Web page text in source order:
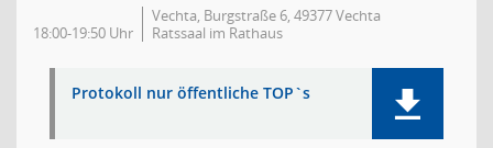
18:00-19:50 Uhr
Vechta, Burgstraße 6, 49377 Vechta
Ratssaal im Rathaus
Protokoll nur öffentliche TOP`s